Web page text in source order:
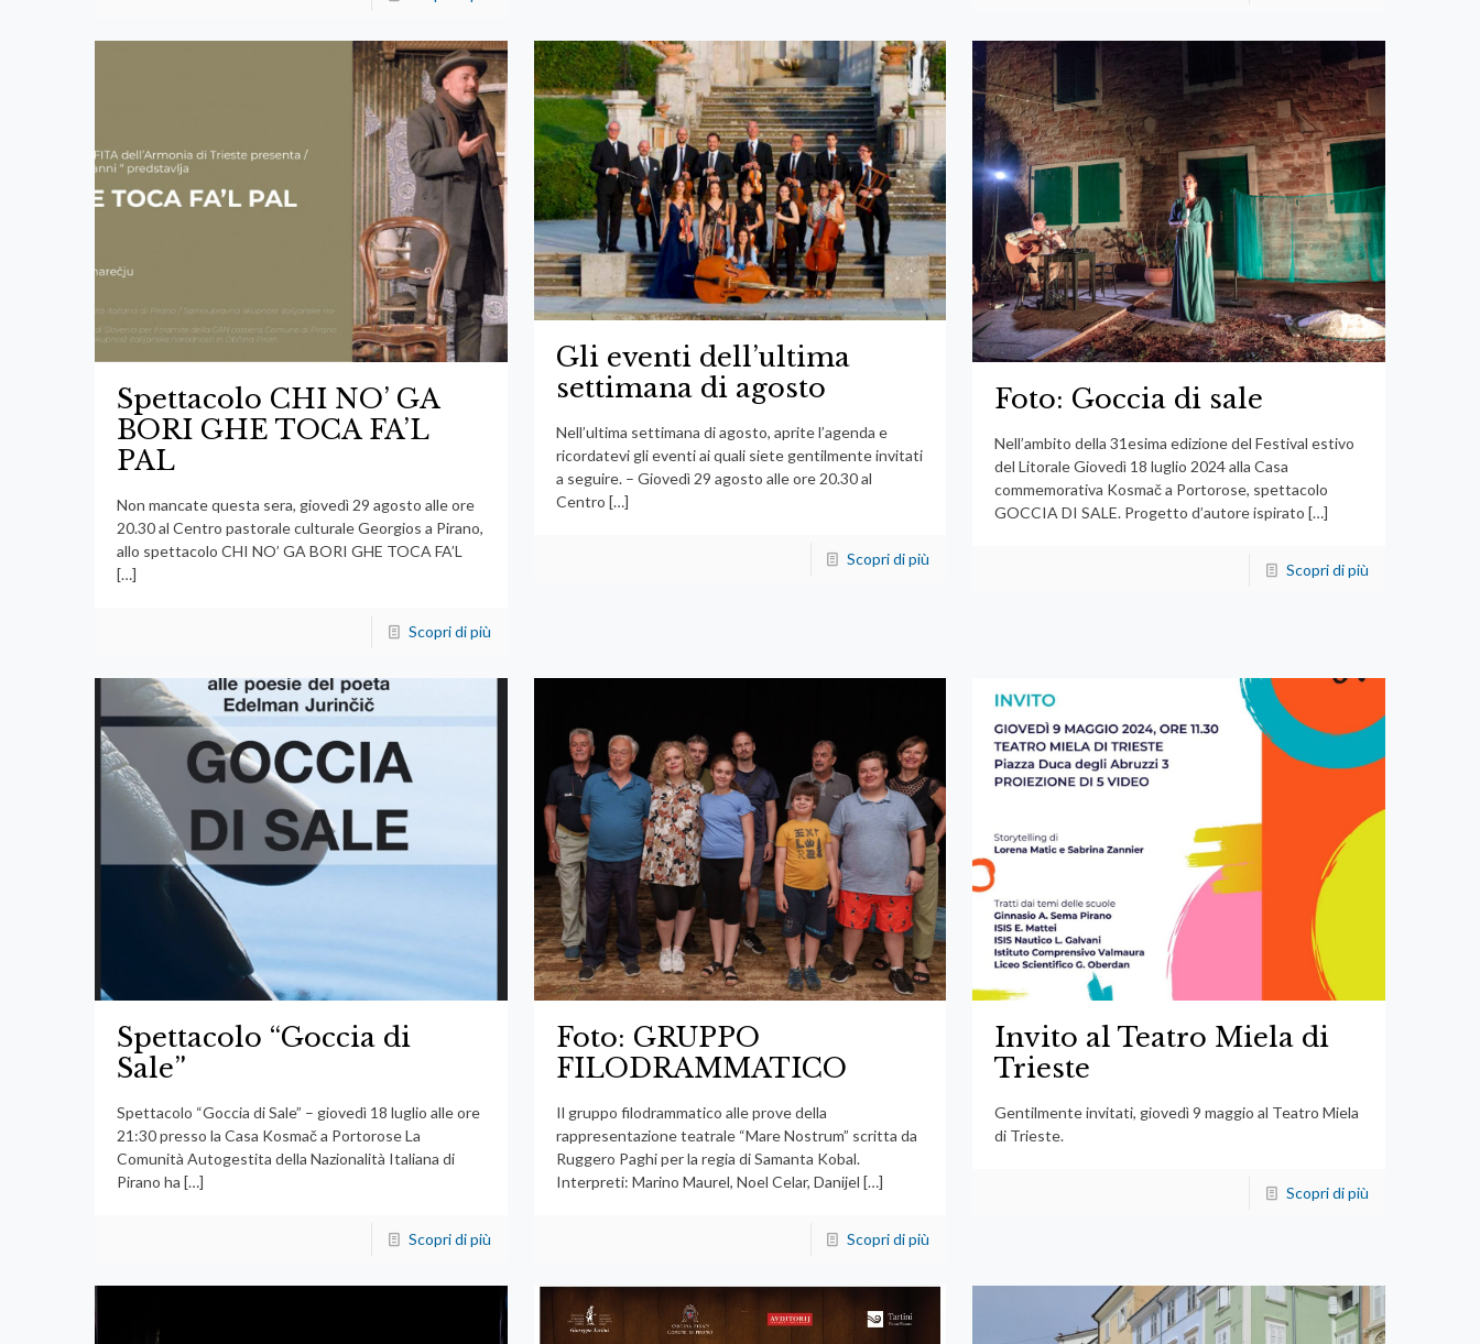
Spettacolo CHI NO’ GA
BORI GHE TOCA FA’L
PAL
Non mancate questa sera, giovedì 29 agosto alle ore
20.30 al Centro pastorale culturale Georgios a Pirano,
allo spettacolo CHI NO’ GA BORI GHE TOCA FA’L
[…]
Scopri di più
Gli eventi dell’ultima
settimana di agosto
Nell’ultima settimana di agosto, aprite l’agenda e
ricordatevi gli eventi ai quali siete gentilmente invitati
a seguire. – Giovedì 29 agosto alle ore 20.30 al
Centro […]
Scopri di più
Foto: Goccia di sale
Nell’ambito della 31esima edizione del Festival estivo
del Litorale Giovedì 18 luglio 2024 alla Casa
commemorativa Kosmač a Portorose, spettacolo
GOCCIA DI SALE. Progetto d’autore ispirato […]
Scopri di più
Spettacolo “Goccia di
Sale”
Spettacolo “Goccia di Sale” – giovedì 18 luglio alle ore
21:30 presso la Casa Kosmač a Portorose La
Comunità Autogestita della Nazionalità Italiana di
Pirano ha […]
Scopri di più
Foto: GRUPPO
FILODRAMMATICO
Il gruppo filodrammatico alle prove della
rappresentazione teatrale “Mare Nostrum” scritta da
Ruggero Paghi per la regia di Samanta Kobal.
Interpreti: Marino Maurel, Noel Celar, Danijel […]
Scopri di più
Invito al Teatro Miela di
Trieste
Gentilmente invitati, giovedì 9 maggio al Teatro Miela
di Trieste.
Scopri di più